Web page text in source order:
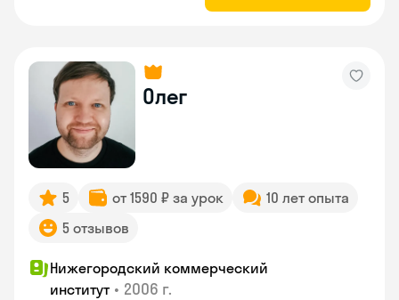
Олег
5 от 1590 ₽ за урок
10 лет опыта
5 отзывов
Нижегородский коммерческий
институт • 2006 г.